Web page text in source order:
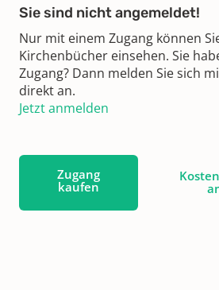
Sie sind nicht angemeldet!
Nur mit einem Zugang können
Kirchenbücher einsehen. Sie
Zugang? Dann melden Sie sich
direkt an.
Jetzt anmelden
Zugang
kaufen